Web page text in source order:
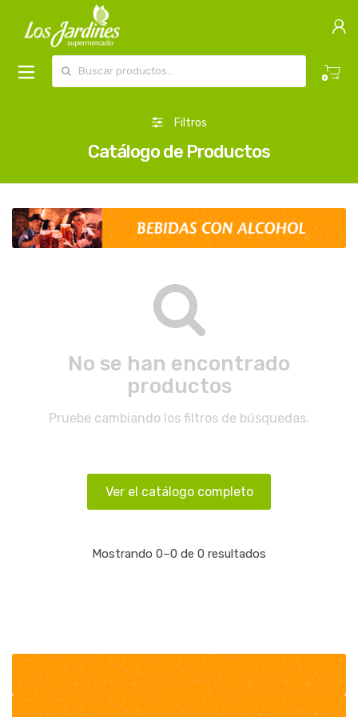
0
Filtros
Catálogo de Productos
No se han encontrado
productos
Pruebe cambiando los filtros de búsquedas.
Ver el catálogo completo
Mostrando 0–0 de 0 resultados